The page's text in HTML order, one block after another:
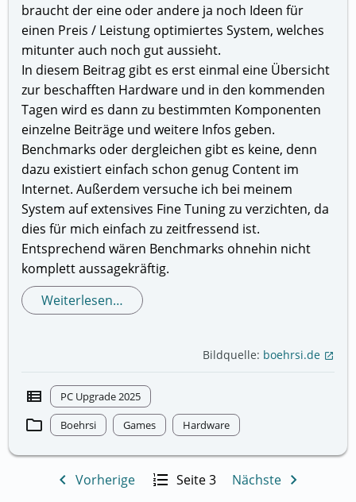
braucht der eine oder andere ja noch Ideen für
einen Preis / Leistung optimiertes System, welches
mitunter auch noch gut aussieht.
In diesem Beitrag gibt es erst einmal eine Übersicht
zur beschafften Hardware und in den kommenden
Tagen wird es dann zu bestimmten Komponenten
einzelne Beiträge und weitere Infos geben.
Benchmarks oder dergleichen gibt es keine, denn
dazu existiert einfach schon genug Content im
Internet. Außerdem versuche ich bei meinem
System auf extensives Fine Tuning zu verzichten, da
dies für mich einfach zu zeitfressend ist.
Entsprechend wären Benchmarks ohnehin nicht
komplett aussagekräftig.
Weiterlesen…
Bildquelle: boehrsi.de open_in_new
view_list PC Upgrade 2025
folder Boehrsi Games Hardware
navigate_before Vorherige format_list_numbered Seite 3 Nächste navigate_next